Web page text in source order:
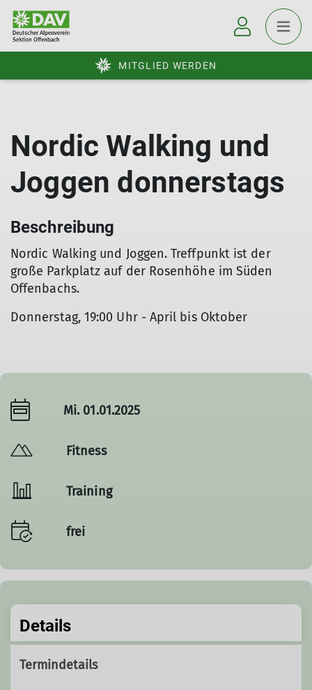
MITGLIED WERDEN
Nordic Walking und
Joggen donnerstags
Beschreibung
Nordic Walking und Joggen. Treffpunkt ist der
große Parkplatz auf der Rosenhöhe im Süden
Offenbachs.
Donnerstag, 19:00 Uhr - April bis Oktober
Mi. 01.01.2025
Fitness
Training
frei
Details
Termindetails